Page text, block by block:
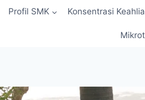
Profil SMK Konsentrasi